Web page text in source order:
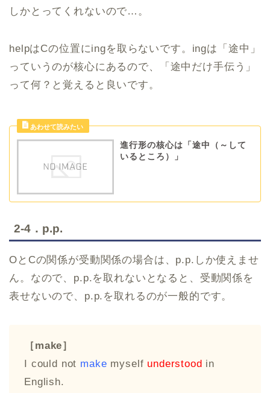
しかとってくれないので…。
helpはCの位置にingを取らないです。ingは「途中」
っていうのが核心にあるので、「途中だけ手伝う」
って何？と覚えると良いです。
進行形の核心は「途中（～して
いるところ）」
2-4．p.p.
OとCの関係が受動関係の場合は、p.p.しか使えませ
ん。なので、p.p.を取れないとなると、受動関係を
表せないので、p.p.を取れるのが一般的です。
［make］
I could not make myself understood in
English.